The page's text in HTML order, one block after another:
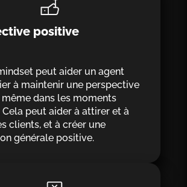
positive
peut aider un agent
à maintenir une perspective
dans les moments
Cela peut aider à attirer et à
clients, et à créer une
générale positive.